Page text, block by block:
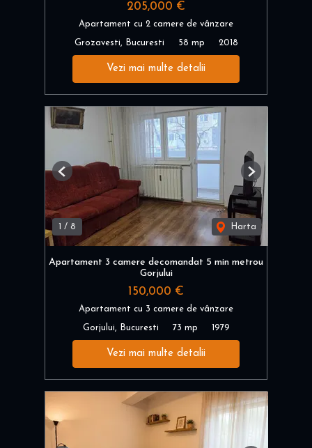
205,000 €
Apartament cu 2 camere de vânzare
Grozavesti, Bucuresti 58 mp 2018
Vezi mai multe detalii
1 / 8 Harta
Previous Next
Apartament 3 camere decomandat 5 min metrou
Gorjului
150,000 €
Apartament cu 3 camere de vânzare
Gorjului, Bucuresti 73 mp 1979
Vezi mai multe detalii